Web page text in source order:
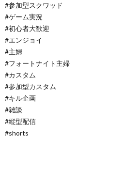
#参加型スクワッド
#ゲーム実況
#初心者大歓迎
#エンジョイ
#主婦
#フォートナイト主婦
#カスタム
#参加型カスタム
#キル企画
#雑談
#縦型配信
#shorts